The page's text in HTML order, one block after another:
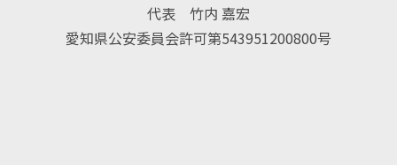
代表 竹内 嘉宏
愛知県公安委員会許可第543951200800号